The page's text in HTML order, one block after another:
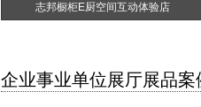
志邦橱柜E厨空间互动体验店
企业事业单位展厅展品案